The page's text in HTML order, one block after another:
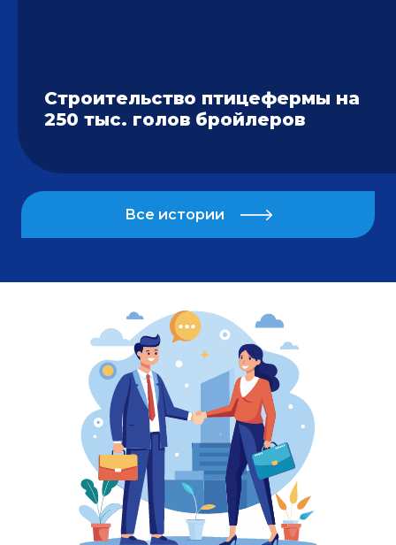
Строительство птицефермы на
250 тыс. голов бройлеров
Все истории